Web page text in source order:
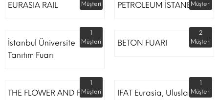
EURASIA RAIL
Müşteri
PETROLEUM İSTANBULMüşteri
İstanbul Üniversite
Tanıtım Fuarı
1
Müşteri
BETON FUARI
2
Müşteri
THE FLOWER AND PLANT
1
Müşteri
IFAT Eurasia, Uluslararası
1
Müşteri